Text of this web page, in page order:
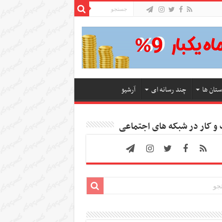
ها چند رسانه ای آرشیو
کار در شبکه های اجتماعی